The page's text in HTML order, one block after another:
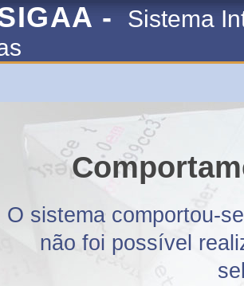
-
Sistema
O sistema comportou-
não foi possível